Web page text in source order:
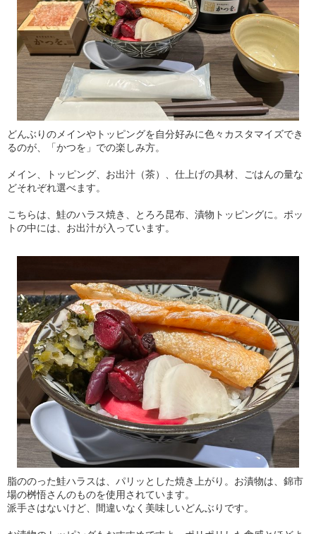
どんぶりのメインやトッピングを自分好みに色々カスタマイズでき
るのが、「かつを」での楽しみ方。
メイン、トッピング、お出汁（茶）、仕上げの具材、ごはんの量な
どそれぞれ選べます。
こちらは、鮭のハラス焼き、とろろ昆布、漬物トッピングに。ポッ
トの中には、お出汁が入っています。
脂ののった鮭ハラスは、パリッとした焼き上がり。お漬物は、錦市
場の桝悟さんのものを使用されています。
派手さはないけど、間違いなく美味しいどんぶりです。